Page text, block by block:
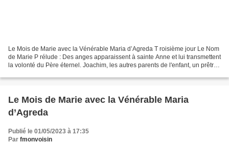
Le Mois de Marie avec la Vénérable Maria d’Agreda T roisième jour Le Nom
de Marie P rélude : Des anges apparaissent à sainte Anne et lui transmettent
la volonté du Père éternel. Joachim, les autres parents de l'enfant, un prêtre,
Le Mois de Marie avec la Vénérable Maria
d’Agreda
Publié le 01/05/2023 à 17:35
Par fmonvoisin